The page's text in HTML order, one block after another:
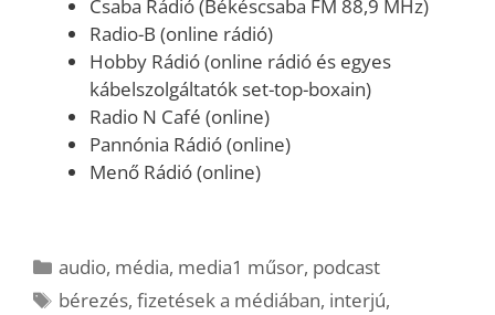
Csaba Rádió (Békéscsaba FM 88,9 MHz)
Radio-B (online rádió)
Hobby Rádió (online rádió és egyes
kábelszolgáltatók set-top-boxain)
Radio N Café (online)
Pannónia Rádió (online)
Menő Rádió (online)
Kategória
audio, média, media1 műsor, podcast
Címkék
bérezés,fizetések a médiában, interjú,